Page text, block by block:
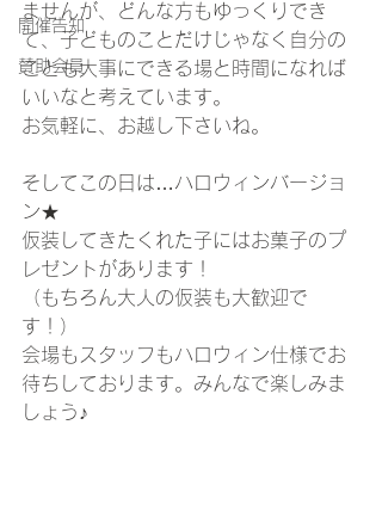
開催告知
賛助会員
ませんが、どんな方もゆっくりでき
て、子どものことだけじゃなく自分の
ことも大事にできる場と時間になれば
いいなと考えています。
お気軽に、お越し下さいね。
そしてこの日は…ハロウィンバージョ
ン★
仮装してきたくれた子にはお菓子のプ
レゼントがあります！
（もちろん大人の仮装も大歓迎で
す！）
会場もスタッフもハロウィン仕様でお
待ちしております。みんなで楽しみま
しょう♪